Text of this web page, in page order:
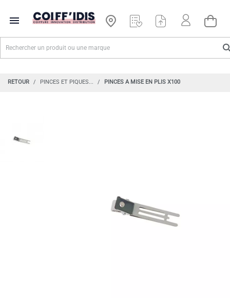

RETOUR PINCES ET PIQUES... PINCES A MISE EN PLIS X100